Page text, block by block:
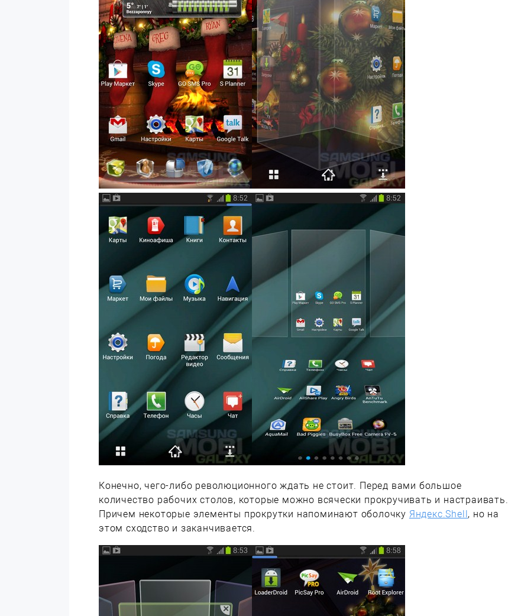
Конечно, чего-либо революционного ждать не стоит. Перед вами большое
количество рабочих столов, которые можно всячески прокручивать и настраивать.
Причем некоторые элементы прокрутки напоминают оболочку Яндекс.Shell, но на
этом сходство и заканчивается.